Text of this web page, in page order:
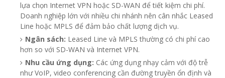
lựa chọn Internet VPN hoặc SD-WAN để tiết kiệm chi phí.
Doanh nghiệp lớn với nhiều chi nhánh nên cân nhắc Leased
Line hoặc MPLS để đảm bảo chất lượng dịch vụ.
Ngân sách: Leased Line và MPLS thường có chi phí cao
hơn so với SD-WAN và Internet VPN.
Nhu cầu ứng dụng: Các ứng dụng nhạy cảm với độ trễ
như VoIP, video conferencing cần đường truyền ổn định và